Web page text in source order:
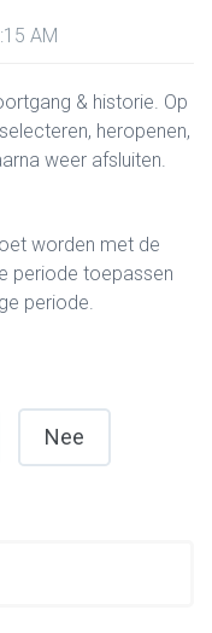
AM
& historie. Op
heropenen,
weer afsluiten.
worden met de
periode toepassen
periode.
Nee